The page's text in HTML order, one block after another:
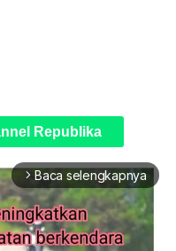
Republika
arrow_forward_ios Baca selengkapnya